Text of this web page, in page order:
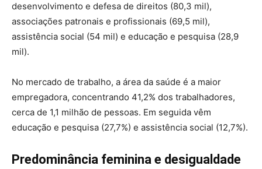
desenvolvimento e defesa de direitos (80,3 mil),
associações patronais e profissionais (69,5 mil),
assistência social (54 mil) e educação e pesquisa (28,9
mil).
No mercado de trabalho, a área da saúde é a maior
empregadora, concentrando 41,2% dos trabalhadores,
cerca de 1,1 milhão de pessoas. Em seguida vêm
educação e pesquisa (27,7%) e assistência social (12,7%).
Predominância feminina e desigualdade